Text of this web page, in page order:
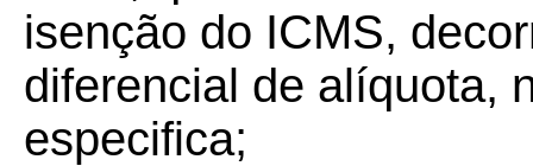
isenção do ICMS,
diferencial de alíquota,
especifica;